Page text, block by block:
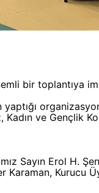
bir toplantıya
yaptığı
ve Gençlik
Sayın Erol H.
Karaman, Kurucu